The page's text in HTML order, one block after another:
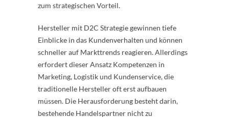
zum strategischen Vorteil.
Hersteller mit D2C Strategie gewinnen tiefe
Einblicke in das Kundenverhalten und können
schneller auf Markttrends reagieren. Allerdings
erfordert dieser Ansatz Kompetenzen in
Marketing, Logistik und Kundenservice, die
traditionelle Hersteller oft erst aufbauen
müssen. Die Herausforderung besteht darin,
bestehende Handelspartner nicht zu